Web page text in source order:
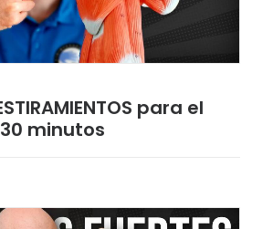
para el
30 minutos